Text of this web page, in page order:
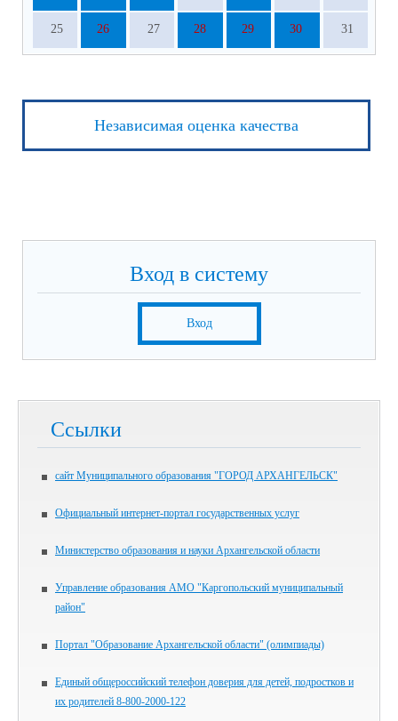
25 26 27 28 29 30 31
Независимая оценка качества
Вход в систему
Вход
Ссылки
сайт Муниципального образования "ГОРОД АРХАНГЕЛЬСК"
Официальный интернет-портал государственных услуг
Министерство образования и науки Архангельской области
Управление образования АМО "Каргопольский муниципальный
район"
Портал "Образование Архангельской области" (олимпиады)
Единый общероссийский телефон доверия для детей, подростков и
их родителей 8-800-2000-122